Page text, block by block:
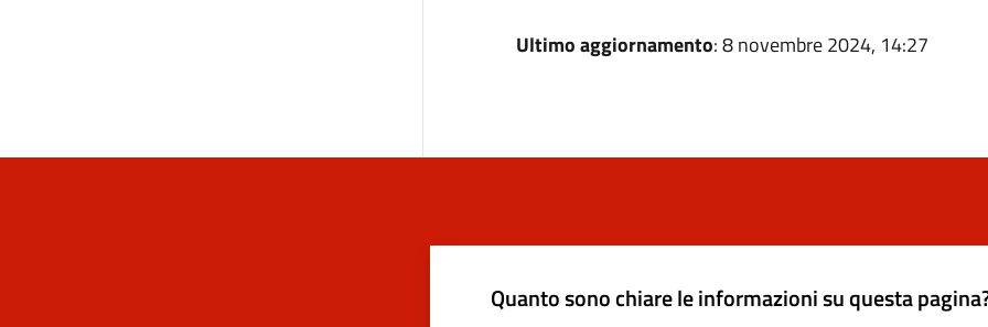
Ultimo aggiornamento: 8 novembre 2024, 14:27
Quanto sono chiare le informazioni su questa